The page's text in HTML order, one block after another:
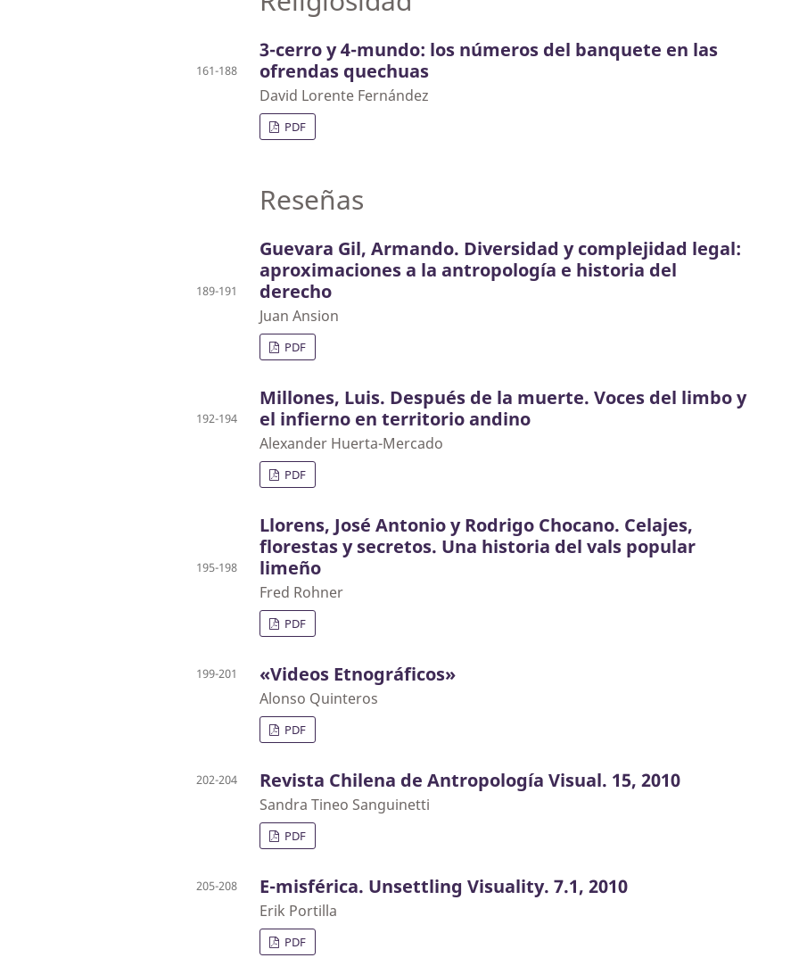
3-cerro y 4-mundo: los números del banquete en las
ofrendas quechuas
David Lorente Fernández
161-188
PDF
Reseñas
Guevara Gil, Armando. Diversidad y complejidad legal:
aproximaciones a la antropología e historia del
derecho
Juan Ansion
189-191
PDF
Millones, Luis. Después de la muerte. Voces del limbo y
el infierno en territorio andino
Alexander Huerta-Mercado
192-194
PDF
Llorens, José Antonio y Rodrigo Chocano. Celajes,
florestas y secretos. Una historia del vals popular
limeño
Fred Rohner
195-198
PDF
«Videos Etnográficos»
Alonso Quinteros
199-201
PDF
Revista Chilena de Antropología Visual. 15, 2010
Sandra Tineo Sanguinetti
202-204
PDF
E-misférica. Unsettling Visuality. 7.1, 2010
Erik Portilla
205-208
PDF